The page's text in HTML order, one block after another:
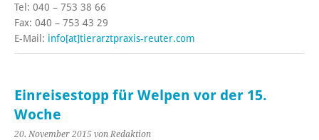
Tel: 040 – 753 38 66
Fax: 040 – 753 43 29
E-Mail: info[at]tierarztpraxis-reuter.com
Einreisestopp für Welpen vor der 15.
Woche
20. November 2015 von Redaktion